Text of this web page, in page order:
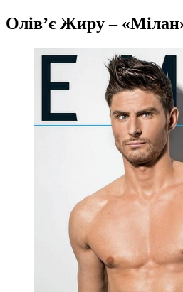
Олів’є Жиру –